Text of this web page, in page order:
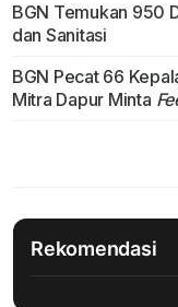
BGN Temukan 950
dan Sanitasi
BGN Pecat 66
Mitra Dapur Minta
Rekomendasi